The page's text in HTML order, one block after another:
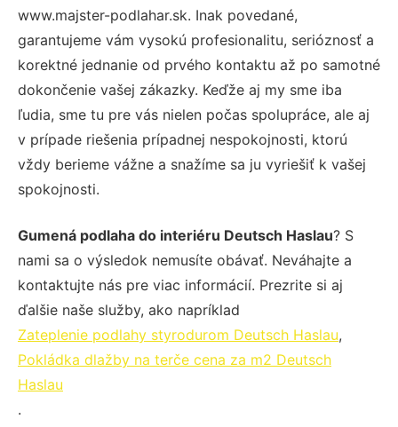
www.majster-podlahar.sk. Inak povedané,
garantujeme vám vysokú profesionalitu, serióznosť a
korektné jednanie od prvého kontaktu až po samotné
dokončenie vašej zákazky. Keďže aj my sme iba
ľudia, sme tu pre vás nielen počas spolupráce, ale aj
v prípade riešenia prípadnej nespokojnosti, ktorú
vždy berieme vážne a snažíme sa ju vyriešiť k vašej
spokojnosti.
Gumená podlaha do interiéru Deutsch Haslau? S
nami sa o výsledok nemusíte obávať. Neváhajte a
kontaktujte nás pre viac informácií. Prezrite si aj
ďalšie naše služby, ako napríklad
Zateplenie podlahy styrodurom Deutsch Haslau,
Pokládka dlažby na terče cena za m2 Deutsch
Haslau
.